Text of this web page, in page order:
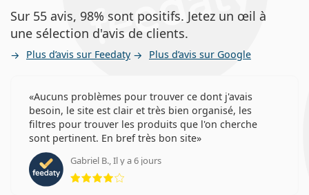
Sur 55 avis, 98% sont positifs. Jetez un œil à
une sélection d'avis de clients.
Plus d’avis sur Feedaty Plus d’avis sur Google
Aucuns problèmes pour trouver ce dont j'avais
besoin, le site est clair et très bien organisé, les
filtres pour trouver les produits que l'on cherche
sont pertinent. En bref très bon site
Gabriel B., Il y a 6 jours
évaluation 4 sur 5